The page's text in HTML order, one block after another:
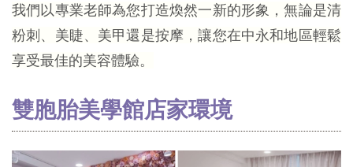
我們以專業老師為您打造煥然一新的形象，無論是清
粉刺、美睫、美甲還是按摩，讓您在中永和地區輕鬆
享受最佳的美容體驗。
雙胞胎美學館店家環境